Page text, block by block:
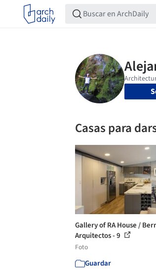
Casas para
Gallery of RA House /
Arquitectos - 9
Foto
Guardar